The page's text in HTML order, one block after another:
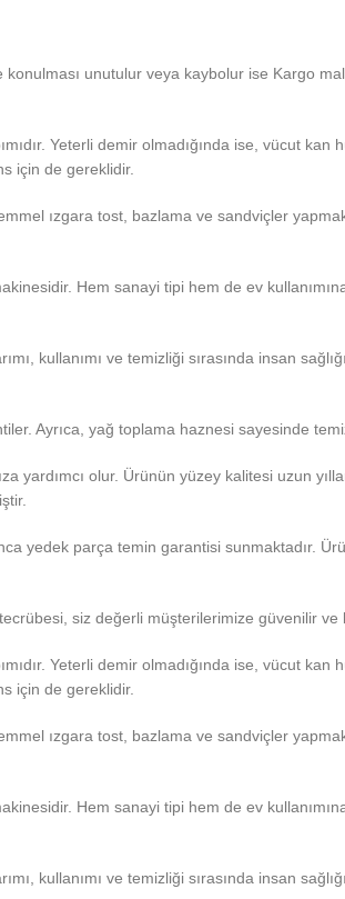
unutulur veya kaybolur ise Kargo
Yeterli demir olmadığında ise, vücut kan
için de gereklidir.
ızgara tost, bazlama ve sandviçler
Hem sanayi tipi hem de ev
kullanımı ve temizliği sırasında insan
Ayrıca, yağ toplama haznesi sayesinde
yardımcı olur. Ürünün yüzey kalitesi uzun
yedek parça temin garantisi sunmaktadır.
siz değerli müşterilerimize güvenilir ve
Yeterli demir olmadığında ise, vücut kan
için de gereklidir.
ızgara tost, bazlama ve sandviçler
Hem sanayi tipi hem de ev
kullanımı ve temizliği sırasında insan